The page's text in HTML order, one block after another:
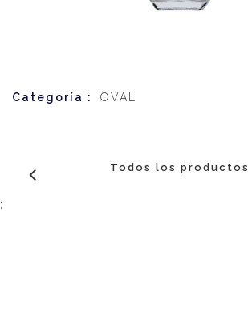
Categoría : OVAL
Todos los productos
;